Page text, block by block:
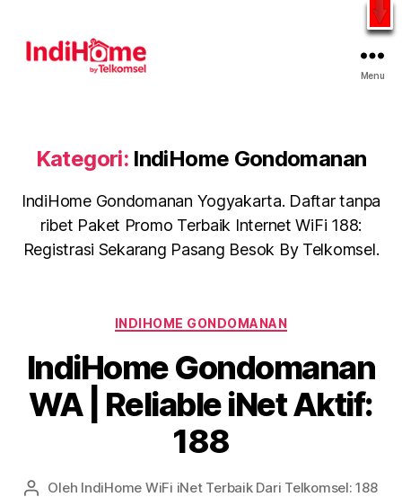
Gratis Pasang Dengan Bayar PDD2 | WiFi 200Rb an By
Menu
Kategori: IndiHome Gondomanan
IndiHome Gondomanan Yogyakarta. Daftar tanpa
ribet Paket Promo Terbaik Internet WiFi 188:
Registrasi Sekarang Pasang Besok By Telkomsel.
INDIHOME GONDOMANAN
IndiHome Gondomanan
WA | Reliable iNet Aktif:
188
Oleh IndiHome WiFi iNet Terbaik Dari Telkomsel: 188